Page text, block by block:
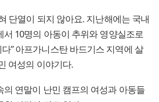
단열이 되지 않아요. 지난해에는 국내
서 10명의 아동이 추위와 영양실조로
” 아프가니스탄 바드기스 지역에 살
여성의 이야기다.
의 연말이 난민 캠프의 여성과 아동들